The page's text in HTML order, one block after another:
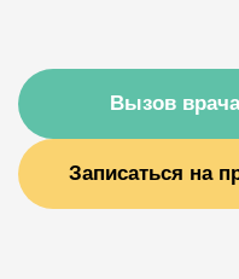
Вызов врача
Записаться на